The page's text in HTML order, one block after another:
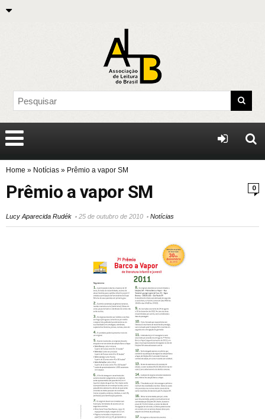
Home » Notícias » Prêmio a vapor SM
0
Prêmio a vapor SM
Lucy Aparecida Rudék 25 de outubro de 2010 Notícias